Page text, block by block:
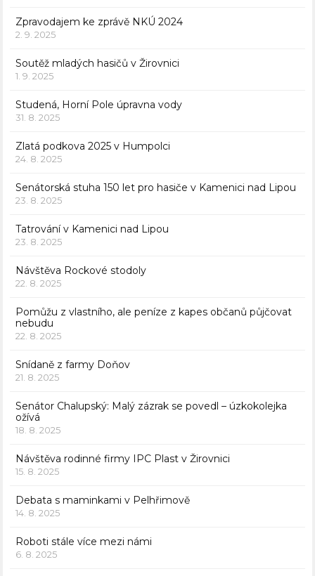
Zpravodajem ke zprávě NKÚ 2024
2. 9. 2025
Soutěž mladých hasičů v Žirovnici
1. 9. 2025
Studená, Horní Pole úpravna vody
31. 8. 2025
Zlatá podkova 2025 v Humpolci
24. 8. 2025
Senátorská stuha 150 let pro hasiče v Kamenici nad Lipou
23. 8. 2025
Tatrování v Kamenici nad Lipou
23. 8. 2025
Návštěva Rockové stodoly
22. 8. 2025
Pomůžu z vlastního, ale peníze z kapes občanů půjčovat
nebudu
22. 8. 2025
Snídaně z farmy Doňov
21. 8. 2025
Senátor Chalupský: Malý zázrak se povedl – úzkokolejka
ožívá
18. 8. 2025
Návštěva rodinné firmy IPC Plast v Žirovnici
15. 8. 2025
Debata s maminkami v Pelhřimově
14. 8. 2025
Roboti stále více mezi námi
6. 8. 2025